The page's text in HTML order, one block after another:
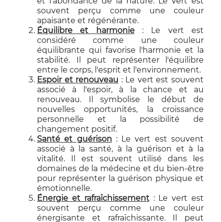
souvent perçu comme une couleur
apaisante et régénérante.
Équilibre et harmonie: Le vert est
considéré comme une couleur
équilibrante qui favorise l'harmonie et la
stabilité. Il peut représenter l'équilibre
entre le corps, l'esprit et l'environnement.
Espoir et renouveau : Le vert est souvent
associé à l'espoir, à la chance et au
renouveau. Il symbolise le début de
nouvelles opportunités, la croissance
personnelle et la possibilité de
changement positif.
Santé et guérison : Le vert est souvent
associé à la santé, à la guérison et à la
vitalité. Il est souvent utilisé dans les
domaines de la médecine et du bien-être
pour représenter la guérison physique et
émotionnelle.
Énergie et rafraîchissement: Le vert est
souvent perçu comme une couleur
énergisante et rafraîchissante. Il peut